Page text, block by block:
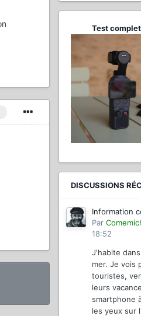
Test
DISCUSSIONS
Information
Par
18:52
J'habite
mer. Je vois
touristes,
leurs
smartphone
les yeux sur